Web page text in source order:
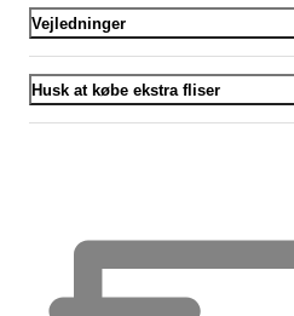
Vejledninger
Husk at købe ekstra fliser